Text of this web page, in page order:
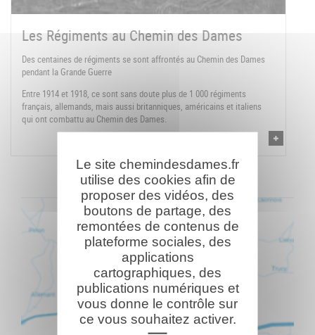
Les Régiments au Chemin des Dames
Des centaines de régiments se sont affrontés au Chemin des Dames
pendant la Grande Guerre
Entre 1914 et 1918, ce sont sans doute plus de 1 000 régiments
français, allemands, mais aussi britanniques, américains et italiens
qui ont combattu au Chemin des Dames.
Le site chemindesdames.fr
utilise des cookies afin de
proposer des vidéos, des
boutons de partage, des
remontées de contenus de
plateforme sociales, des
applications
cartographiques, des
publications numériques et
vous donne le contrôle sur
ce vous souhaitez activer.